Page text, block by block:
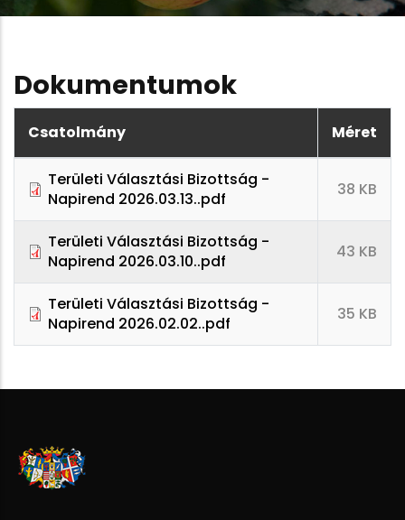
Dokumentumok
Csatolmány Méret
Területi Választási Bizottság -
Napirend 2026.03.13..pdf
38 KB
Területi Választási Bizottság -
Napirend 2026.03.10..pdf
43 KB
Területi Választási Bizottság -
Napirend 2026.02.02..pdf
35 KB